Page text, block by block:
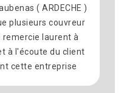
pour le
commune dé
satisfait du résultat.
équipe
délais ont été
propre à la fin.